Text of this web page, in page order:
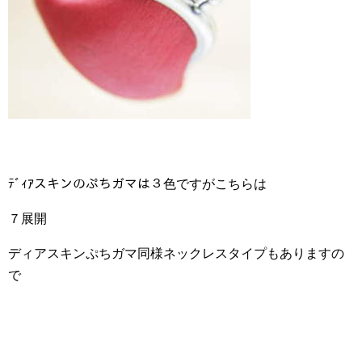
ﾃﾞｨｱスキンのぷちガマは３色ですがこちらは
７展開
ディアスキンぷちガマ同様ネックレスタイプもありますの
で